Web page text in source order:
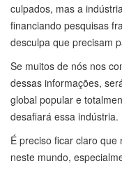
culpados, mas a
financiando pesquisas
desculpa que precisam
Se muitos de nós nos
dessas informações,
global popular e
desafiará essa indústria.
É preciso ficar claro
neste mundo,